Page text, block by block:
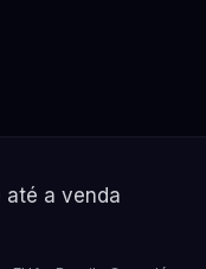
até a venda